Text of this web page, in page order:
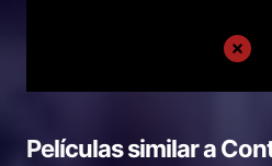
Películas similar a